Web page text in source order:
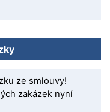
ze smlouvy!
zakázek nyní